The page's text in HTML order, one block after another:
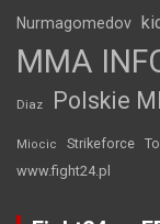
Nurmagomedov
MMA
Diaz Polskie
Miocic Strikeforce
www.fight24.pl